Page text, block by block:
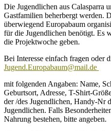
Die Jugendlichen aus Calasparra
Gastfamilien beherbergt werden.
überwiegend Europabaum
für die Jugendlichen benötigt. Es
die Projektwoche geben.
Bei Interesse einfach fragen oder
Jugend.Europabaum@mail.de
mit folgenden Angaben: Name,
Geburtsort, Adresse, T-Shirt-
der /des Jugendlichen, Handy-Nr
Jugendlichen. Falls
Nahrung bestehen, bitte angeben.